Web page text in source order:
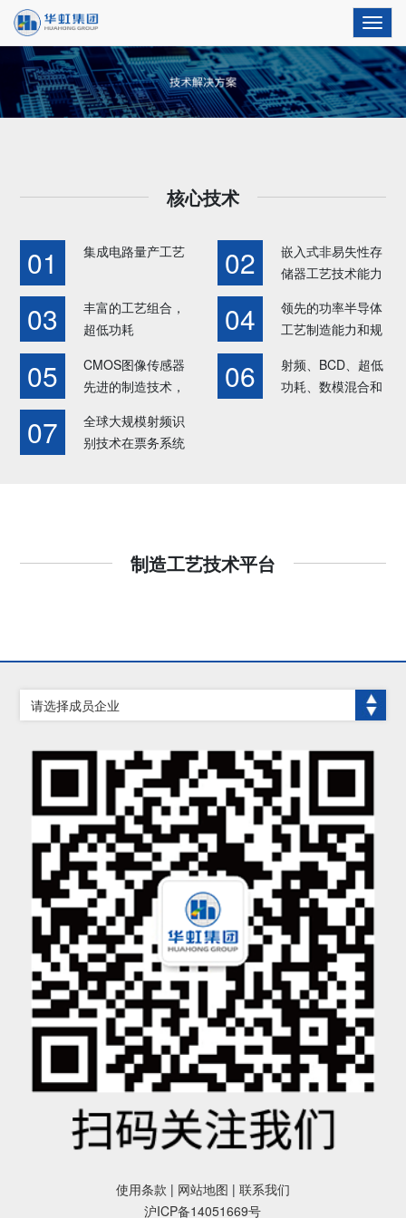
核心技术
01 集成电路量产工艺 02
嵌入式非易失性存
储器工艺技术能力
IC卡芯片晶圆制造
规模全球前列
03
丰富的工艺组合，
超低功耗
eEEPROM和MCU
技术，提供低成本
解决方案
04
领先的功率半导体
工艺制造能力和规
超级结工艺技术，
车规级的IGBT生
05
CMOS图像传感器
先进的制造技术，
06
射频、BCD、超低
功耗、数模混合和
07
全球大规模射频识
别技术在票务系统
制造工艺技术平台
请选择成员企业
使用条款 | 网站地图 | 联系我们
沪ICP备14051669号